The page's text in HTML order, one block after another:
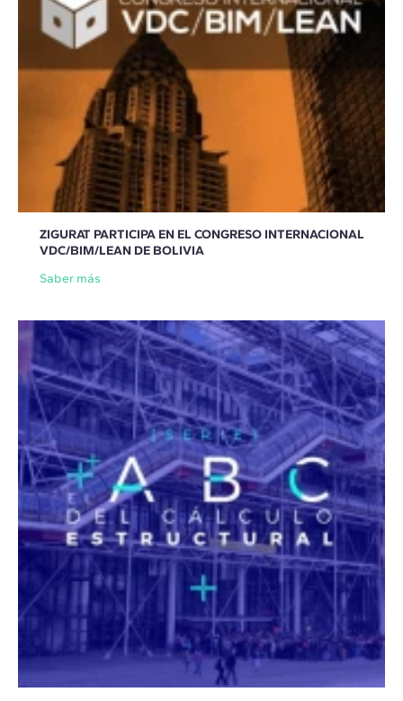
ZIGURAT PARTICIPA EN EL CONGRESO INTERNACIONAL
VDC/BIM/LEAN DE BOLIVIA
Saber más